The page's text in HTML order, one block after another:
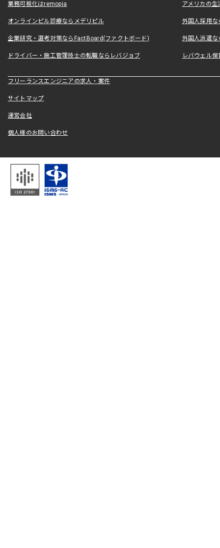
業務可視化はremopia アメリカの
オンラインピル診療ならメデリピル 外国人採用
企業研究・選考対策ならFactBoard(ファクトボード) 外国人派遣な
ドライバー・施工管理技士の転職ならレバジョブ レバウェル
フリーランスエンジニアの求人・案件
サイトマップ
運営会社
個人様のお問い合わせ